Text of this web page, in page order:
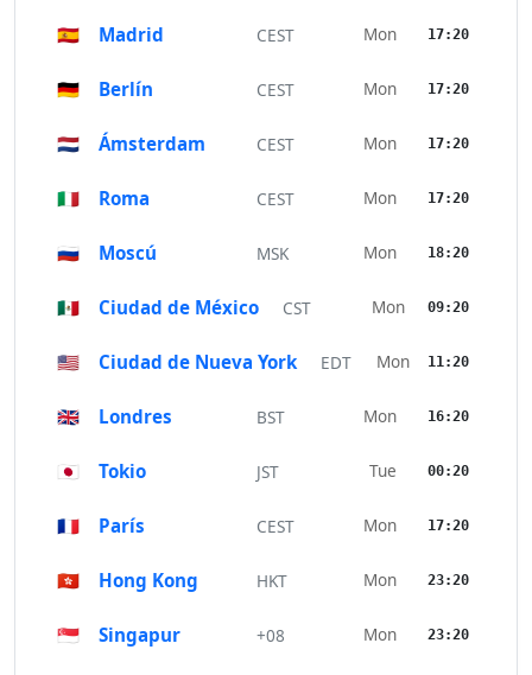
🇪🇸 Madrid CEST Mon 17:20
🇩🇪 Berlín CEST Mon 17:20
🇳🇱 Ámsterdam CEST Mon 17:20
🇮🇹 Roma CEST Mon 17:20
🇷🇺 Moscú MSK Mon 18:20
🇲🇽 Ciudad de México CST Mon 09:20
🇺🇸 Ciudad de Nueva York EDT Mon 11:20
🇬🇧 Londres BST Mon 16:20
🇯🇵 Tokio JST Tue 00:20
🇫🇷 París CEST Mon 17:20
🇭🇰 Hong Kong HKT Mon 23:20
🇸🇬 Singapur +08 Mon 23:20